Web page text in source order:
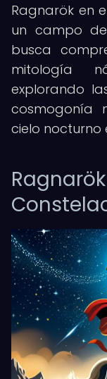
Ragnarök en
un campo
busca
mitología
explorando
cosmogonía
cielo nocturno